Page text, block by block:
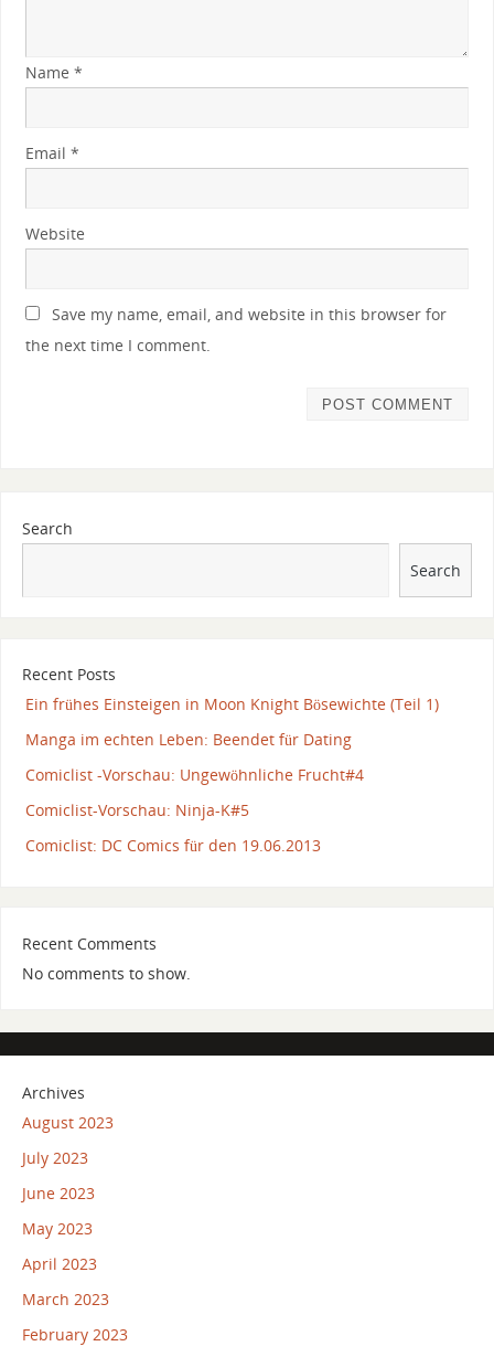
Name *
Email *
Website
Save my name, email, and website in this browser for
the next time I comment.
Search
Search
Recent Posts
Ein frühes Einsteigen in Moon Knight Bösewichte (Teil 1)
Manga im echten Leben: Beendet für Dating
Comiclist -Vorschau: Ungewöhnliche Frucht#4
Comiclist-Vorschau: Ninja-K#5
Comiclist: DC Comics für den 19.06.2013
Recent Comments
No comments to show.
Archives
August 2023
July 2023
June 2023
May 2023
April 2023
March 2023
February 2023